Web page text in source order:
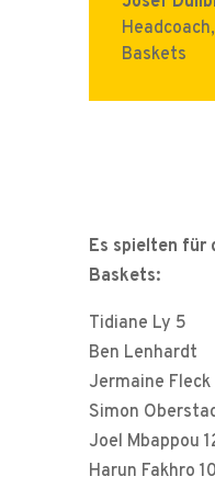
Headcoach,
Baskets
Es spielten für
Baskets:
Tidiane Ly 5
Ben Lenhardt
Jermaine Fleck
Simon
Joel Mbappou
Harun Fakhro 10